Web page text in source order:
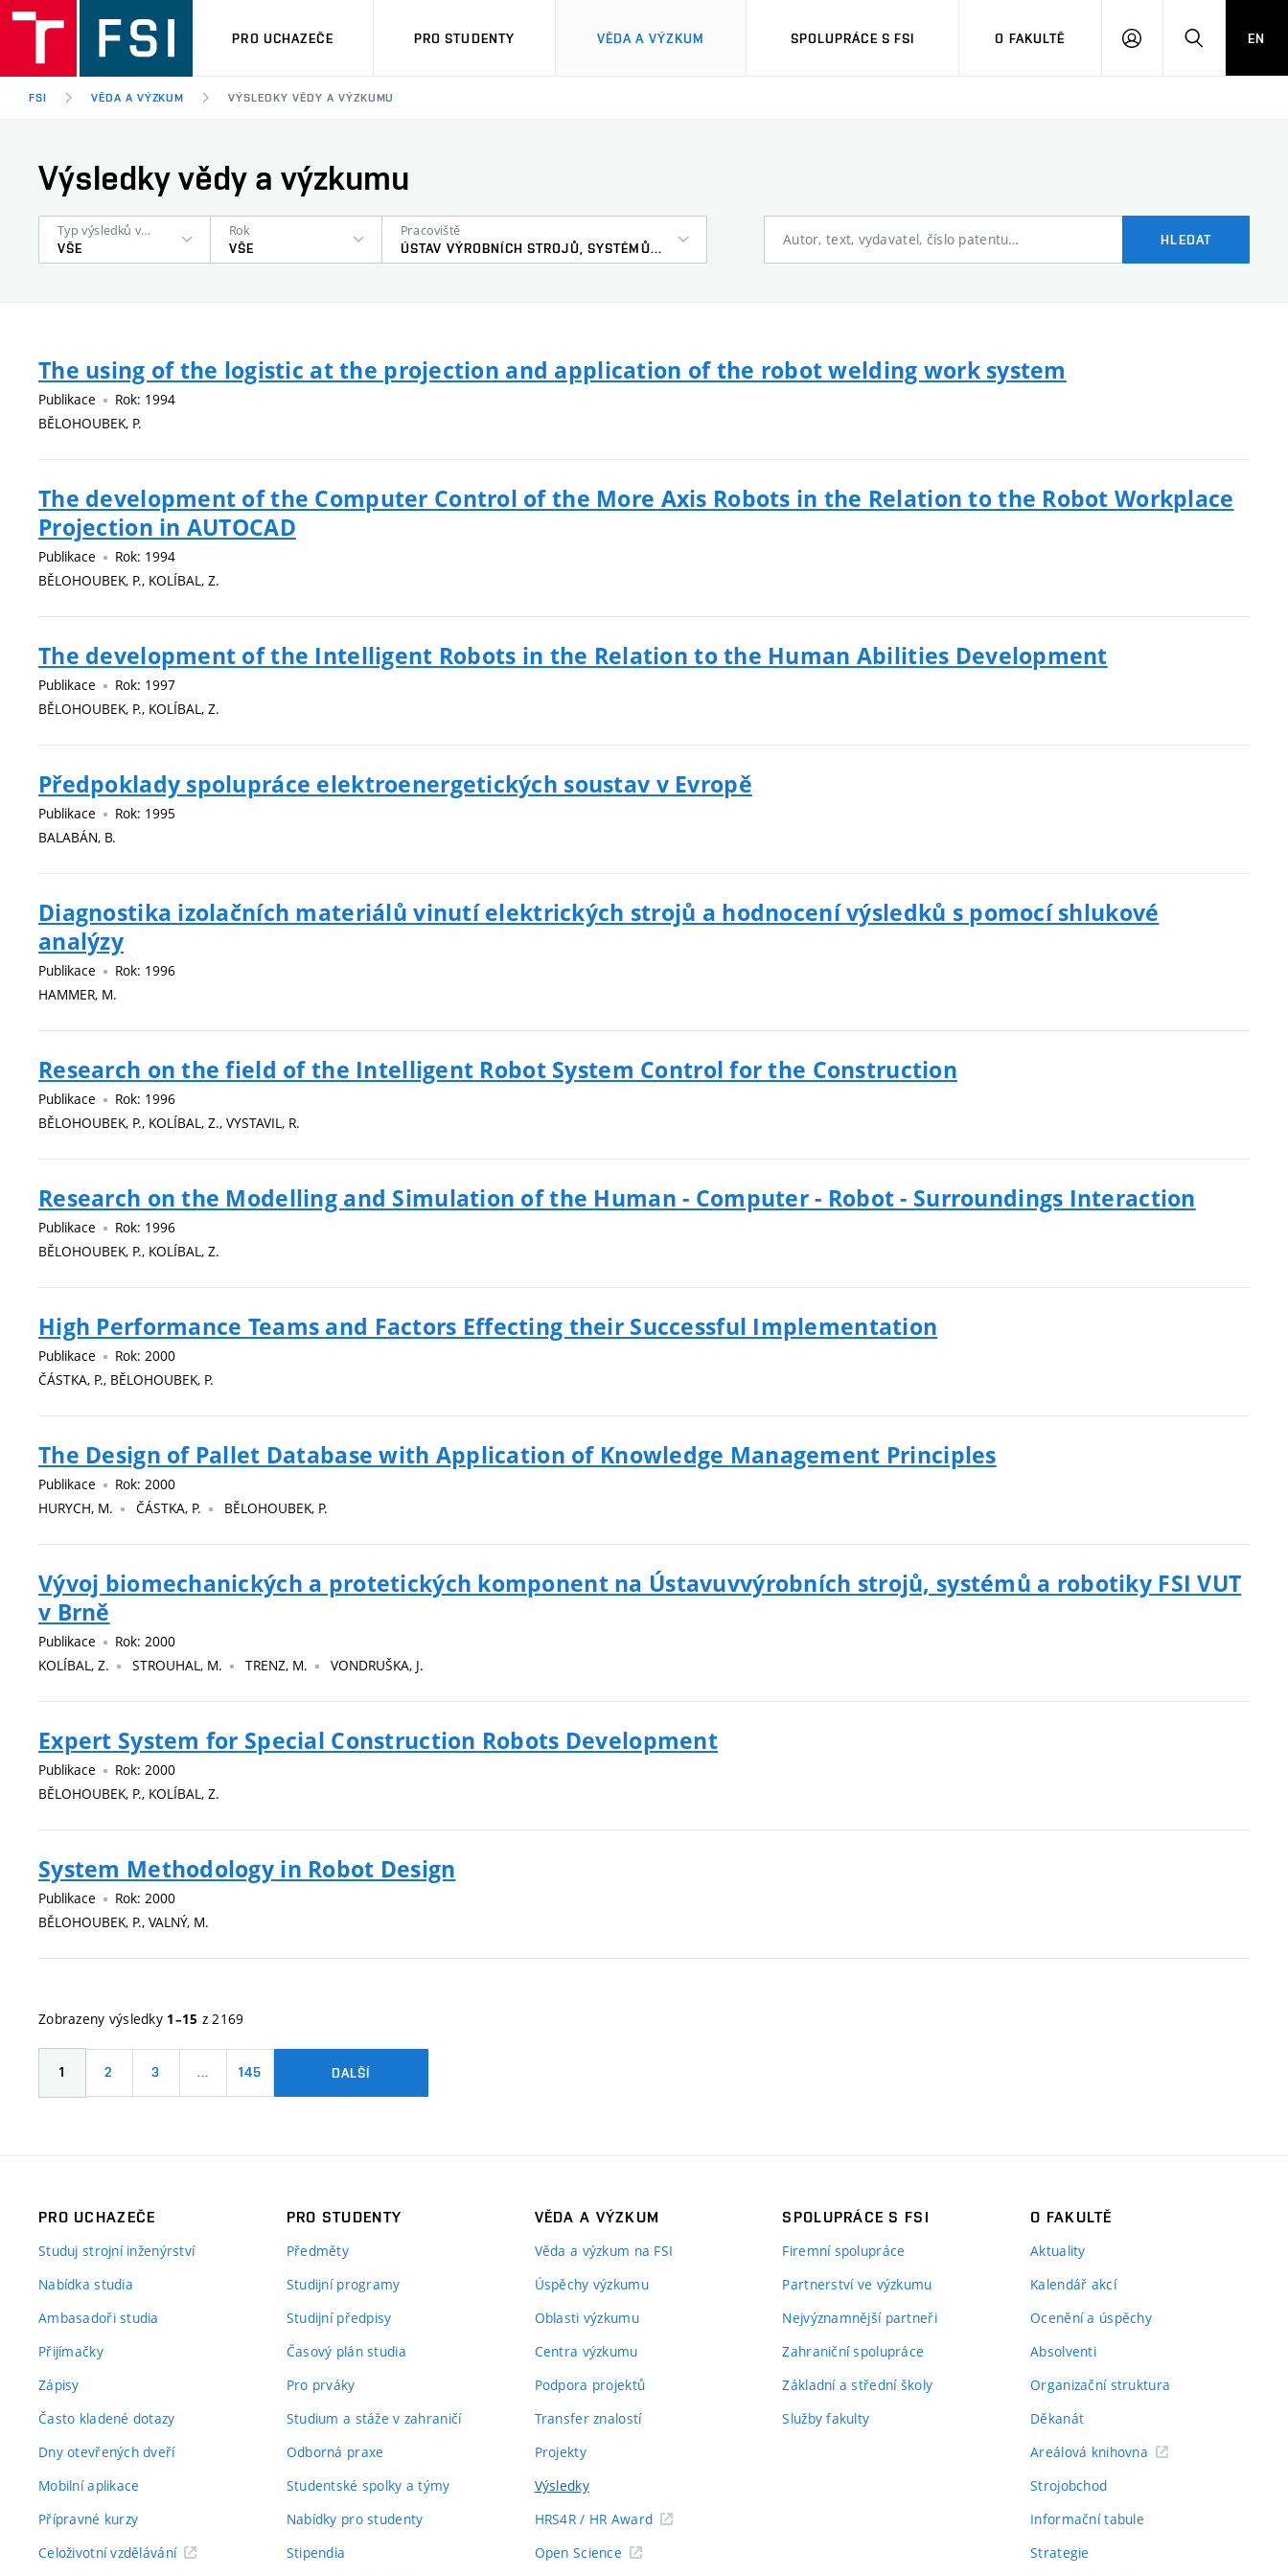
PRO UCHAZEČE PRO STUDENTY VĚDA A VÝZKUM SPOLUPRÁCE S FSI O FAKULTĚ
PŘIHLÁŠENÍHLEDAT
EN
FSI VĚDA A VÝZKUM VÝSLEDKY VĚDY A VÝZKUMU
Výsledky vědy a výzkumu
Typ výsledků výzkumu
VŠE
Rok
VŠE
Pracoviště
ÚSTAV VÝROBNÍCH STROJŮ, SYSTÉMŮ A ROBOTIKY Autor, text, vydavatel, číslo patentu… HLEDAT
The using of the logistic at the projection and application of the robot welding work system
Publikace
Rok: 1994
BĚLOHOUBEK, P.
The development of the Computer Control of the More Axis Robots in the Relation to the Robot Workplace
Projection in AUTOCAD
Publikace
Rok: 1994
BĚLOHOUBEK, P., KOLÍBAL, Z.
The development of the Intelligent Robots in the Relation to the Human Abilities Development
Publikace
Rok: 1997
BĚLOHOUBEK, P., KOLÍBAL, Z.
Předpoklady spolupráce elektroenergetických soustav v Evropě
Publikace
Rok: 1995
BALABÁN, B.
Diagnostika izolačních materiálů vinutí elektrických strojů a hodnocení výsledků s pomocí shlukové
analýzy
Publikace
Rok: 1996
HAMMER, M.
Research on the field of the Intelligent Robot System Control for the Construction
Publikace
Rok: 1996
BĚLOHOUBEK, P., KOLÍBAL, Z., VYSTAVIL, R.
Research on the Modelling and Simulation of the Human - Computer - Robot - Surroundings Interaction
Publikace
Rok: 1996
BĚLOHOUBEK, P., KOLÍBAL, Z.
High Performance Teams and Factors Effecting their Successful Implementation
Publikace
Rok: 2000
ČÁSTKA, P., BĚLOHOUBEK, P.
The Design of Pallet Database with Application of Knowledge Management Principles
Publikace
Rok: 2000
HURYCH, M.
ČÁSTKA, P. BĚLOHOUBEK, P.
Vývoj biomechanických a protetických komponent na Ústavuvvýrobních strojů, systémů a robotiky FSI VUT
v Brně
Publikace
Rok: 2000
KOLÍBAL, Z.
STROUHAL, M. TRENZ, M. VONDRUŠKA, J.
Expert System for Special Construction Robots Development
Publikace
Rok: 2000
BĚLOHOUBEK, P., KOLÍBAL, Z.
System Methodology in Robot Design
Publikace
Rok: 2000
BĚLOHOUBEK, P., VALNÝ, M.
Zobrazeny výsledky 1–15 z 2169
1 2 3 … 145 DALŠÍ
PRO UCHAZEČE
Studuj strojní inženýrství
Nabídka studia
Ambasadoři studia
Přijímačky
Zápisy
Často kladené dotazy
Dny otevřených dveří
Mobilní aplikace
Přípravné kurzy
Celoživotní vzdělávání
PRO STUDENTY
Předměty
Studijní programy
Studijní předpisy
Časový plán studia
Pro prváky
Studium a stáže v zahraničí
Odborná praxe
Studentské spolky a týmy
Nabídky pro studenty
Stipendia
VĚDA A VÝZKUM
Věda a výzkum na FSI
Úspěchy výzkumu
Oblasti výzkumu
Centra výzkumu
Podpora projektů
Transfer znalostí
Projekty
Výsledky
HRS4R / HR Award
Open Science
SPOLUPRÁCE S FSI
Firemní spolupráce
Partnerství ve výzkumu
Nejvýznamnější partneři
Zahraniční spolupráce
Základní a střední školy
Služby fakulty
O FAKULTĚ
Aktuality
Kalendář akcí
Ocenění a úspěchy
Absolventi
Organizační struktura
Děkanát
Areálová knihovna
Strojobchod
Informační tabule
Strategie